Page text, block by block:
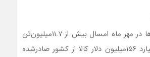
بر اساس این آمارها در مهر ماه امسال بیش از ۱۱.۷‌میلیون‌تن
کالا به ارزش ۴‌میلیارد ۱۵۶‌میلیون دلار کالا از کشور صادرشده